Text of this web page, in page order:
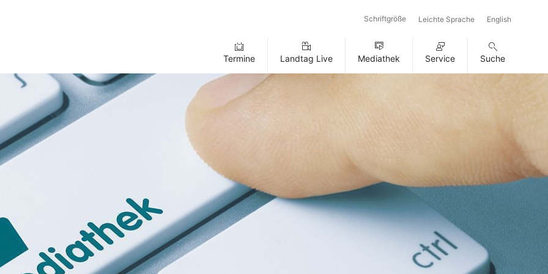
Schriftgröße Leichte Sprache English
Termine Landtag Live Mediathek Service Suche